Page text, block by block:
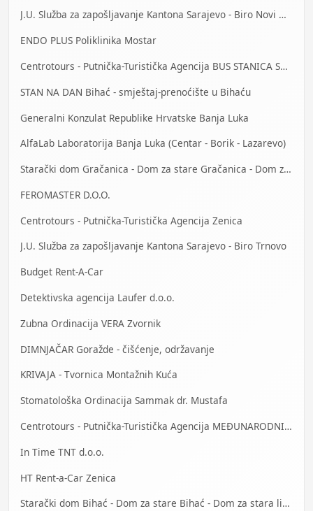
J.U. Služba za zapošljavanje Kantona Sarajevo - Biro Novi Grad
ENDO PLUS Poliklinika Mostar
Centrotours - Putnička-Turistička Agencija BUS STANICA Sarajevo
STAN NA DAN Bihać - smještaj-prenoćište u Bihaću
Generalni Konzulat Republike Hrvatske Banja Luka
AlfaLab Laboratorija Banja Luka (Centar - Borik - Lazarevo)
Starački dom Gračanica - Dom za stare Gračanica - Dom za stara lica Gračanica
FEROMASTER D.O.O.
Centrotours - Putnička-Turistička Agencija Zenica
J.U. Služba za zapošljavanje Kantona Sarajevo - Biro Trnovo
Budget Rent-A-Car
Detektivska agencija Laufer d.o.o.
Zubna Ordinacija VERA Zvornik
DIMNJAČAR Goražde - čišćenje, održavanje
KRIVAJA - Tvornica Montažnih Kuća
Stomatološka Ordinacija Sammak dr. Mustafa
Centrotours - Putnička-Turistička Agencija MEĐUNARODNI AERODROM Sarajevo
In Time TNT d.o.o.
HT Rent-a-Car Zenica
Starački dom Bihać - Dom za stare Bihać - Dom za stara lica Bihać